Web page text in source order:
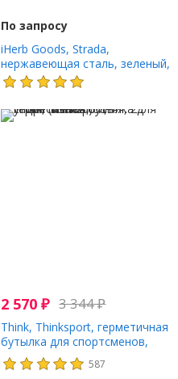
По запросу
iHerb Goods, Strada,
нержавеющая сталь, зеленый,
710 мл (24 унции)
2 570₽ 3 344₽
Think, Thinksport, герметичная
бутылка для спортсменов,
синяя, 25 унций (750 мл)
587